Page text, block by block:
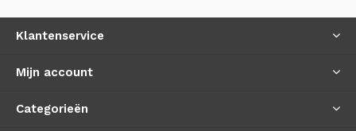
Klantenservice
Mijn account
Categorieën